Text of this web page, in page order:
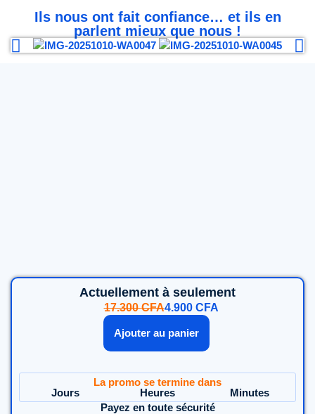
Ils nous ont fait confiance… et ils en
parlent mieux que nous !
Actuellement à seulement
17.300CFA4.900 CFA
Ajouter au panier
La promo se termine dans
Jours
Heures
Minutes
Payez en toute sécurité